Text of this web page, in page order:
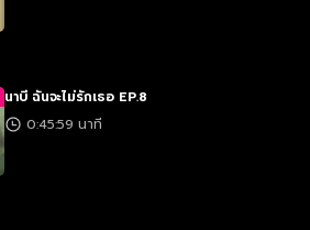
นาบี ฉันจะไม่รักเธอ EP.8
0:45:59 นาที